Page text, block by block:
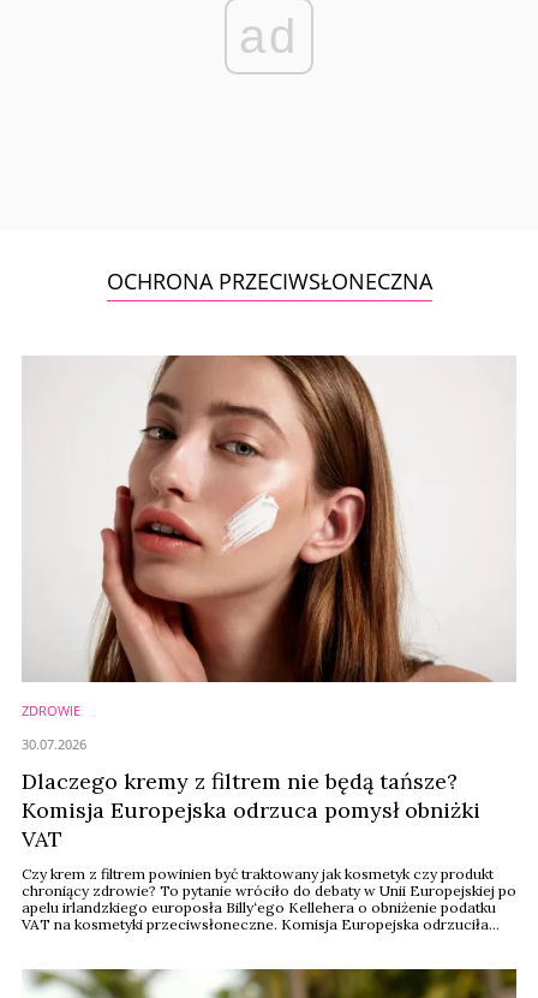
ad
OCHRONA PRZECIWSŁONECZNA
ZDROWIE
Dlaczego kremy z filtrem nie będą tańsze?
Komisja Europejska odrzuca pomysł obniżki
VAT
Czy krem z filtrem powinien być traktowany jak kosmetyk czy produkt
chroniący zdrowie? To pytanie wróciło do debaty w Unii Europejskiej po
apelu irlandzkiego europosła Billy‘ego Kellehera o obniżenie podatku
VAT na kosmetyki przeciwsłoneczne. Komisja Europejska odrzuciła
szerszy problem: jak ...
30.07.2026